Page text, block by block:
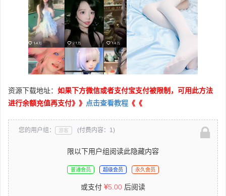
资源下载地址： 如果下方微信或者支付宝支付被限制，可用此方法
进行余额充值再支付》》 点击查看教程 《《
您的用户组： 游客 (付费内容：1)
限以下用户组阅读此隐藏内容
普通会员 超级会员 永久会员
或支付 5.00 后阅读